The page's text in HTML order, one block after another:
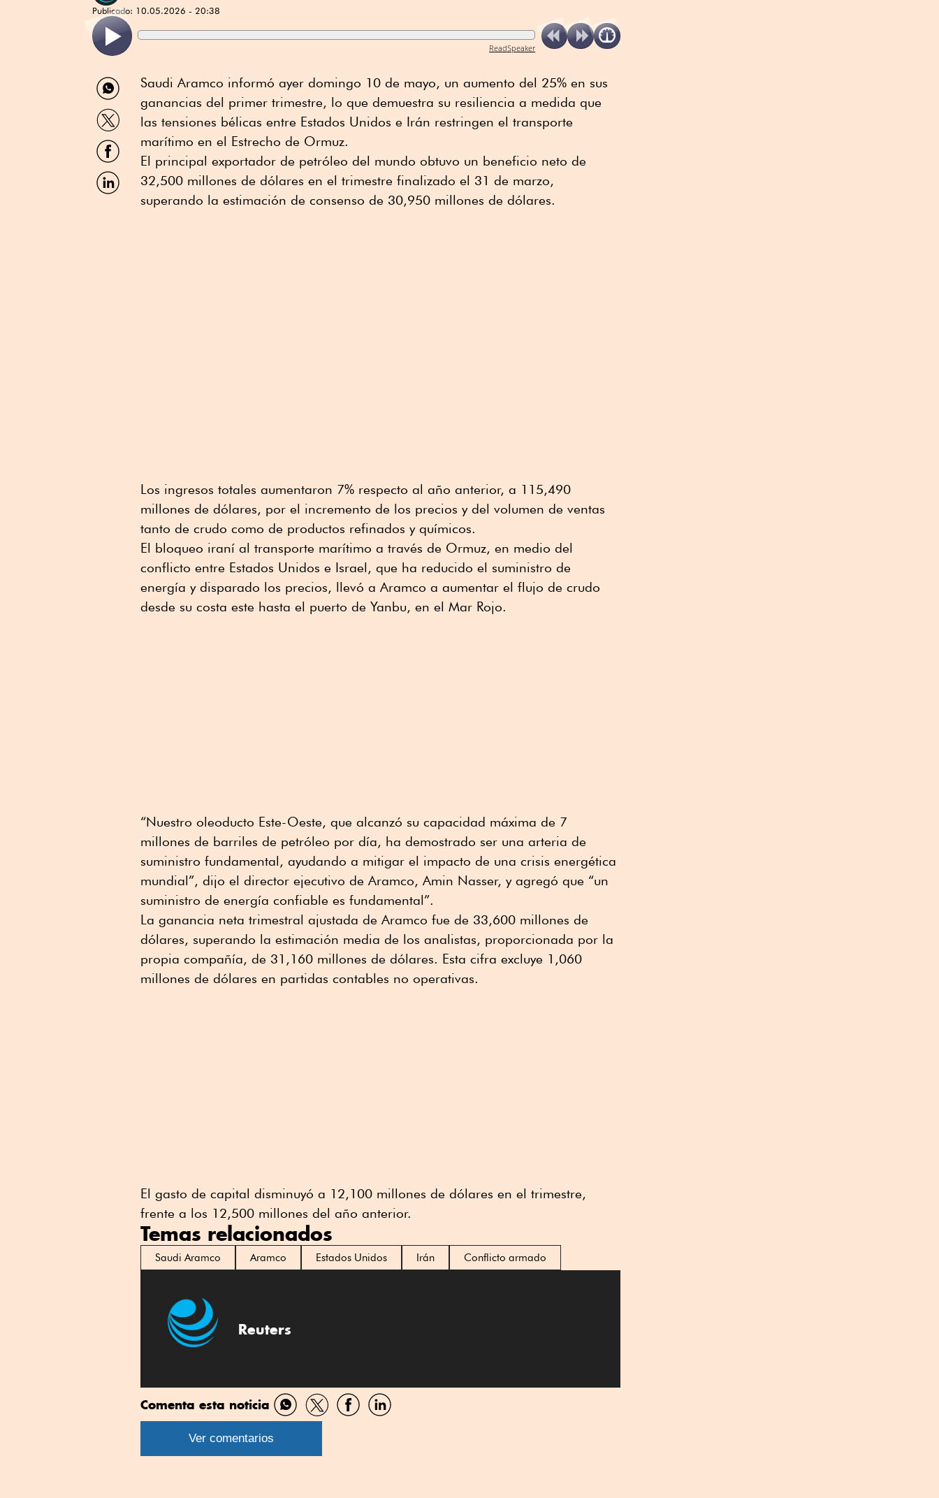
Publicado: 10.05.2026 - 20:38
ReadSpeaker
Compartir
por
WhatsApp
Compartir
por
Twitter
Compartir
por
Facebook
Compartir
por
Saudi Aramco informó ayer domingo 10 de mayo, un aumento del 25% en sus
ganancias del primer trimestre, lo que demuestra su resiliencia a medida que
las tensiones bélicas entre Estados Unidos e Irán restringen el transporte
marítimo en el Estrecho de Ormuz.
El principal exportador de petróleo del mundo obtuvo un beneficio neto de
32,500 millones de dólares en el trimestre finalizado el 31 de marzo,
superando la estimación de consenso de 30,950 millones de dólares.
Los ingresos totales aumentaron 7% respecto al año anterior, a 115,490
millones de dólares, por el incremento de los precios y del volumen de ventas
tanto de crudo como de productos refinados y químicos.
El bloqueo iraní al transporte marítimo a través de Ormuz, en medio del
conflicto entre Estados Unidos e Israel, que ha reducido el suministro de
energía y disparado los precios, llevó a Aramco a aumentar el flujo de crudo
desde su costa este hasta el puerto de Yanbu, en el Mar Rojo.
“Nuestro oleoducto Este-Oeste, que alcanzó su capacidad máxima de 7
millones de barriles de petróleo por día, ha demostrado ser una arteria de
suministro fundamental, ayudando a mitigar el impacto de una crisis energética
mundial”, dijo el director ejecutivo de Aramco, Amin Nasser, y agregó que “un
suministro de energía confiable es fundamental”.
La ganancia neta trimestral ajustada de Aramco fue de 33,600 millones de
dólares, superando la estimación media de los analistas, proporcionada por la
propia compañía, de 31,160 millones de dólares. Esta cifra excluye 1,060
millones de dólares en partidas contables no operativas.
El gasto de capital disminuyó a 12,100 millones de dólares en el trimestre,
frente a los 12,500 millones del año anterior.
Temas relacionados
Saudi Aramco Aramco Estados Unidos Irán Conflicto armado
Reuters
Comenta esta noticia
Compartir
por
Compartir
por
CompartirCompartir
Ver comentarios